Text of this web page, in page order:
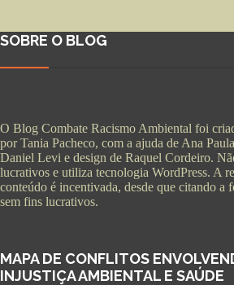
SOBRE O BLOG
O Blog Combate Racismo Ambiental foi
por Tania Pacheco, com a ajuda de Ana
Daniel Levi e design de Raquel Cordeiro.
lucrativos e utiliza tecnologia WordPress. A
conteúdo é incentivada, desde que citando a
sem fins lucrativos.
MAPA DE CONFLITOS
INJUSTIÇA AMBIENTAL E SAÚDE